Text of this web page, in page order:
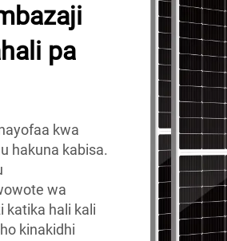
pa
kwa
hakuna kabisa.
wa
katika hali kali
kinakidhi